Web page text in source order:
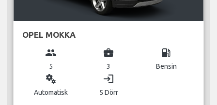
OPEL MOKKA
group
5
business_center
3
local_gas_station
Bensin
miscellaneous_services
Automatisk
login
5 Dörr